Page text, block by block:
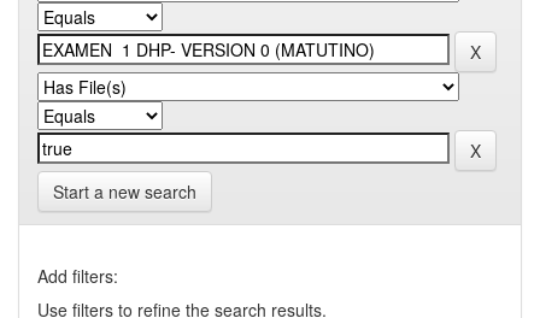
Start a new search
Add filters:
Use filters to refine the search results.